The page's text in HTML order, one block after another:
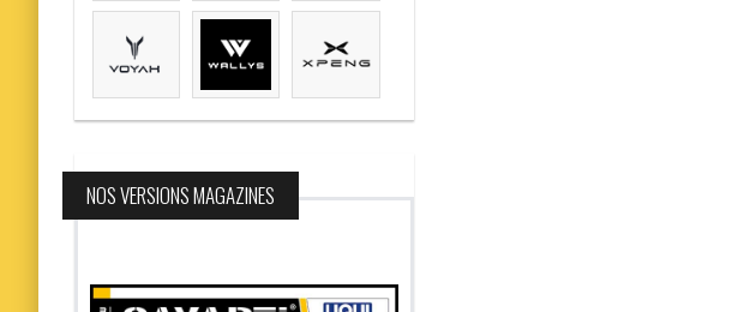
NOS VERSIONS MAGAZINES